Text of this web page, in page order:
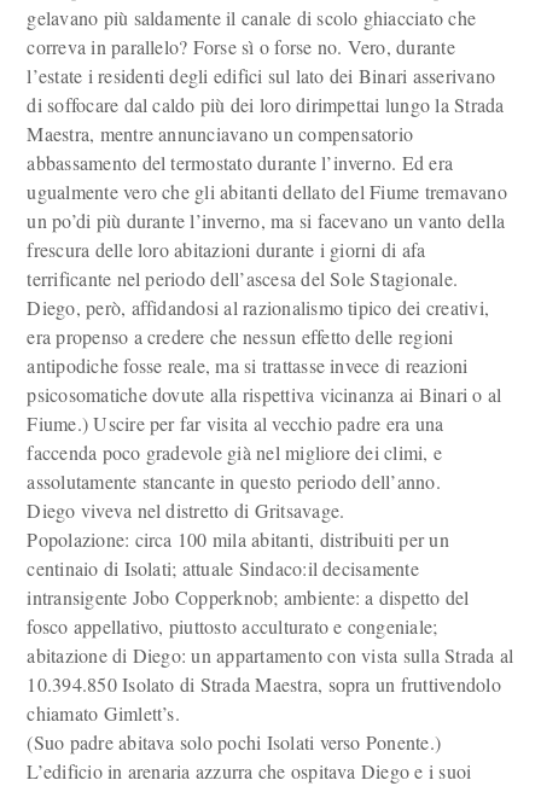
gelavano più saldamente il canale di scolo ghiacciato che
correva in parallelo? Forse sì o forse no. Vero, durante
l’estate i residenti degli edifici sul lato dei Binari asserivano
di soffocare dal caldo più dei loro dirimpettai lungo la Strada
Maestra, mentre annunciavano un compensatorio
abbassamento del termostato durante l’inverno. Ed era
ugualmente vero che gli abitanti dellato del Fiume tremavano
un po’di più durante l’inverno, ma si facevano un vanto della
frescura delle loro abitazioni durante i giorni di afa
terrificante nel periodo dell’ascesa del Sole Stagionale.
Diego, però, affidandosi al razionalismo tipico dei creativi,
era propenso a credere che nessun effetto delle regioni
antipodiche fosse reale, ma si trattasse invece di reazioni
psicosomatiche dovute alla rispettiva vicinanza ai Binari o al
Fiume.) Uscire per far visita al vecchio padre era una
faccenda poco gradevole già nel migliore dei climi, e
assolutamente stancante in questo periodo dell’anno.
Diego viveva nel distretto di Gritsavage.
Popolazione: circa 100 mila abitanti, distribuiti per un
centinaio di Isolati; attuale Sindaco:il decisamente
intransigente Jobo Copperknob; ambiente: a dispetto del
fosco appellativo, piuttosto acculturato e congeniale;
abitazione di Diego: un appartamento con vista sulla Strada al
10.394.850 Isolato di Strada Maestra, sopra un fruttivendolo
chiamato Gimlett’s.
(Suo padre abitava solo pochi Isolati verso Ponente.)
L’edificio in arenaria azzurra che ospitava Diego e i suoi